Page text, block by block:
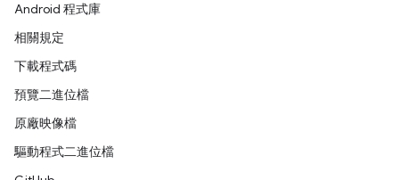
Android 程式庫
相關規定
下載程式碼
預覽二進位檔
原廠映像檔
驅動程式二進位檔